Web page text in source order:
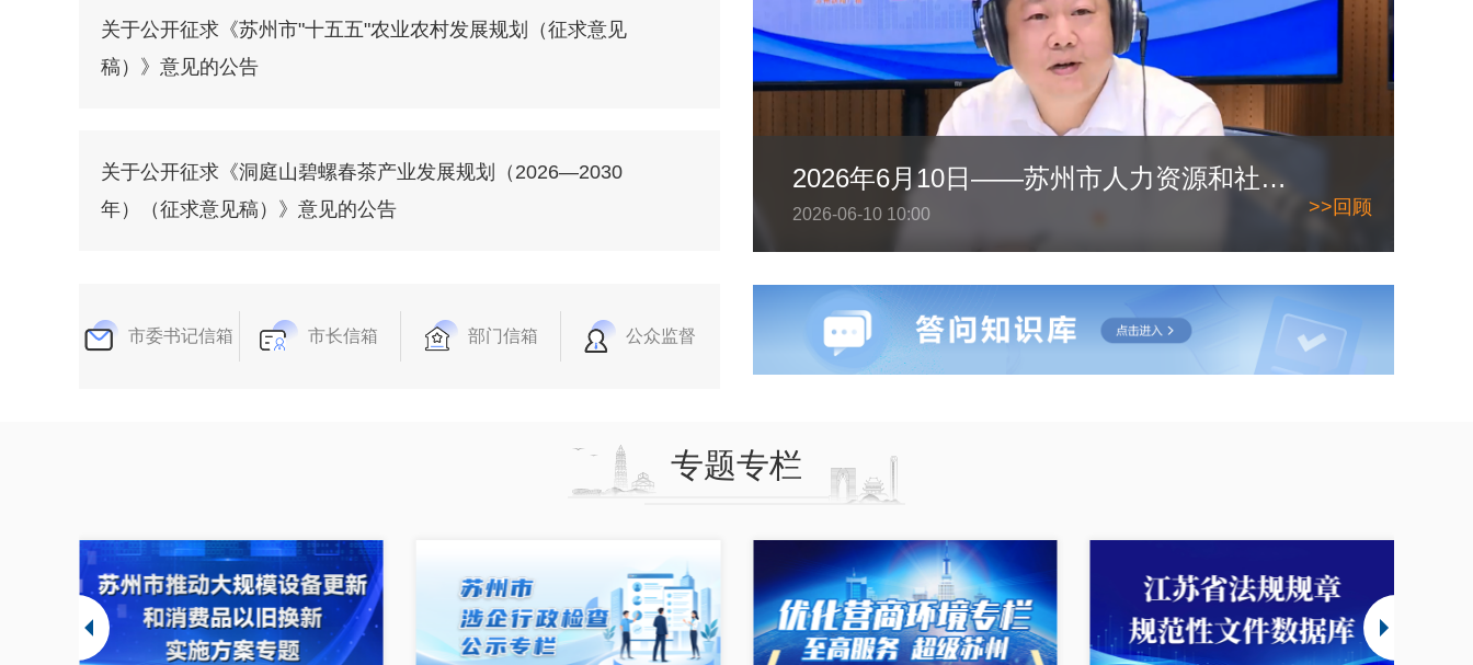
关于公开征求《苏州市"十五五"农业农村发展规划（征求意见
稿）》意见的公告
关于公开征求《洞庭山碧螺春茶产业发展规划（2026—2030
年）（征求意见稿）》意见的公告
市委书记信箱 市长信箱 部门信箱 公众监督
2026年6月10日——苏州市人力资源和社会保障局
2026-06-10 10:00 >>回顾
专题专栏